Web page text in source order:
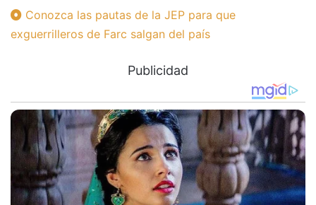
Conozca las pautas de la JEP para que
exguerrilleros de Farc salgan del país
Publicidad